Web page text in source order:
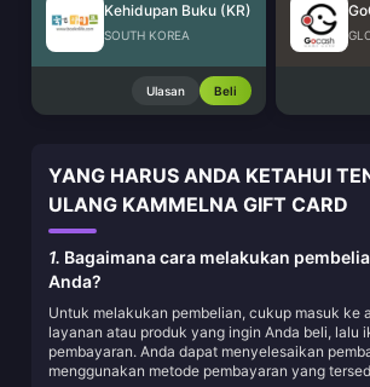
Kehidupan Buku (KR)
SOUTH KOREA
Ulasan Beli
YANG HARUS ANDA KETAHUI
ULANG KAMMELNA GIFT CARD
1. Bagaimana cara melakukan
Anda?
Untuk melakukan pembelian, cukup masuk ke
layanan atau produk yang ingin Anda beli, lalu
pembayaran. Anda dapat menyelesaikan
menggunakan metode pembayaran yang